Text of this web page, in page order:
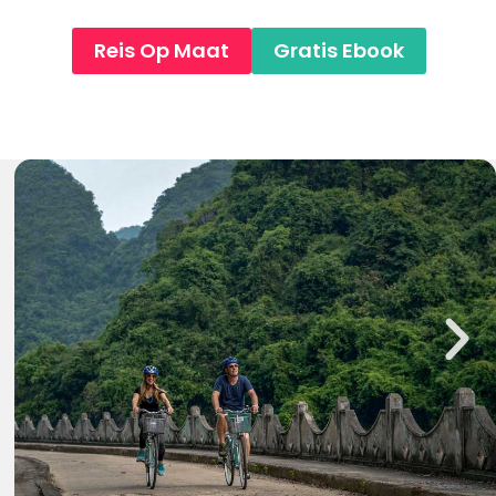
Reis Op Maat Gratis Ebook